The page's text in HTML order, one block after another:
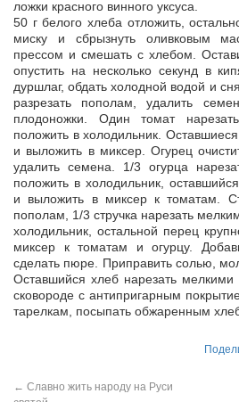
ложки красного винного уксуса.
50 г белого хлеба отложить,
миску и сбрызнуть оливковым
прессом и смешать с хлебом.
опустить на несколько секунд в
дуршлаг, обдать холодной водой и
разрезать пополам, удалить
плодоножки. Один томат
положить в холодильник.
и выложить в миксер. Огурец
удалить семена. 1/3 огурца
положить в холодильник,
и выложить в миксер к томатам.
пополам, 1/3 стручка нарезать
холодильник, остальной перец
миксер к томатам и огурцу.
сделать пюре. Приправить солью,
Оставшийся хлеб нарезать
сковороде с антипригарным
тарелкам, посыпать обжаренным
← Славно жить народу на Руси